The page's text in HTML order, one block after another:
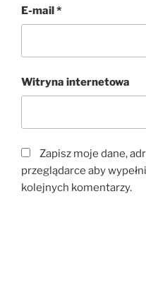
E-mail*
Witryna internetowa
Zapisz moje dane,
przeglądarce aby
kolejnych komentarzy.